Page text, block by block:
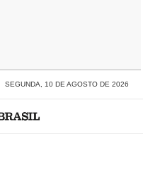
SEGUNDA, 10 DE AGOSTO DE 2026